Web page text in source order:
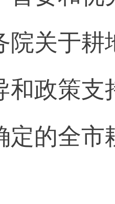
院关于耕
和政策支
定的全